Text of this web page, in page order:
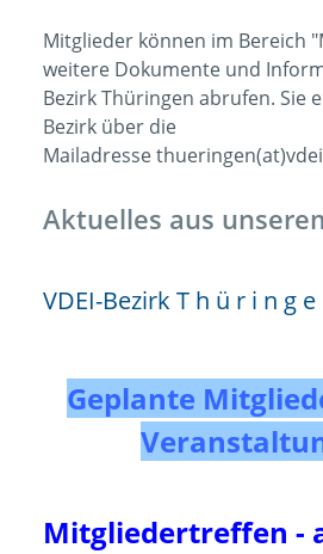
Mitglieder können im Bereich
weitere Dokumente und
Bezirk Thüringen abrufen. Sie
Bezirk über die
Mailadresse
Aktuelles aus
VDEI-Bezirk T h ü r i n g e
Geplante
Mitgliedertreffen -